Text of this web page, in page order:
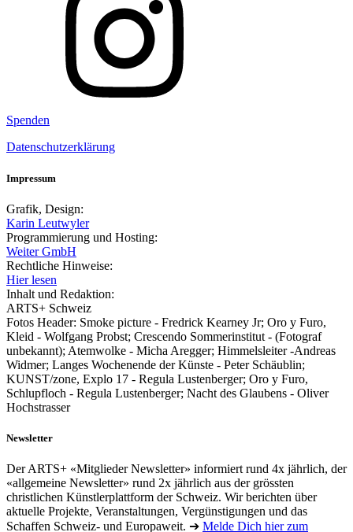
Spenden
Datenschutzerklärung
Impressum
Grafik, Design:
Karin Leutwyler
Programmierung und Hosting:
Weiter GmbH
Rechtliche Hinweise:
Hier lesen
Inhalt und Redaktion:
ARTS+ Schweiz
Fotos Header: Smoke picture - Fredrick Kearney Jr; Oro y Furo,
Kleid - Wolfgang Probst; Crescendo Sommerinstitut - (Fotograf
unbekannt); Atemwolke - Micha Aregger; Himmelsleiter -Andreas
Widmer; Langes Wochenende der Künste - Peter Schäublin;
KUNST/zone, Explo 17 - Regula Lustenberger; Oro y Furo,
Schlupfloch - Regula Lustenberger; Nacht des Glaubens - Oliver
Hochstrasser
Newsletter
Der ARTS+ «Mitglieder Newsletter» informiert rund 4x jährlich, der
«allgemeine Newsletter» rund 2x jährlich aus der grössten
christlichen Künstlerplattform der Schweiz. Wir berichten über
aktuelle Projekte, Veranstaltungen, Vergünstigungen und das
Schaffen Schweiz- und Europaweit. ➔ Melde Dich hier zum